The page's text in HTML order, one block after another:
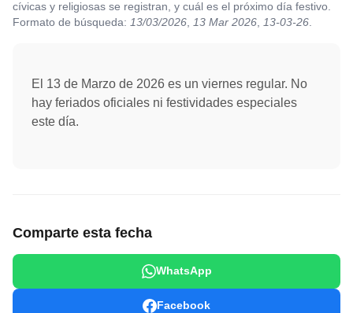
cívicas y religiosas se registran, y cuál es el próximo día festivo.
Formato de búsqueda: 13/03/2026, 13 Mar 2026, 13-03-26.
El 13 de Marzo de 2026 es un viernes regular. No
hay feriados oficiales ni festividades especiales
este día.
Comparte esta fecha
WhatsApp
Facebook